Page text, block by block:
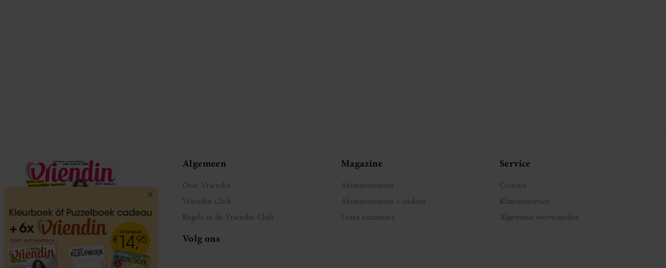
Algemeen
Over Vriendin
Vriendin Club
Regels in de Vriendin Club
Volg ons
Magazine
Abonnementen
Abonnementen + cadeau
Losse nummers
Service
Contact
Klantenservice
Algemene voorwaarden